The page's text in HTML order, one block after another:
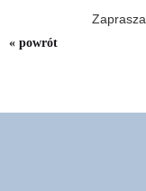
« powrót